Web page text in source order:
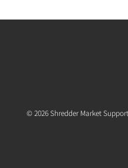
© 2026 Shredder Market